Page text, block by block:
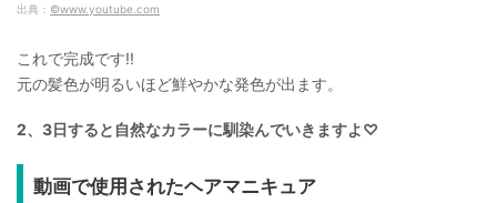
出典： ©www.youtube.com
これで完成です!!
元の髪色が明るいほど鮮やかな発色が出ます。
2、3日すると自然なカラーに馴染んでいきますよ♡
動画で使用されたヘアマニキュア